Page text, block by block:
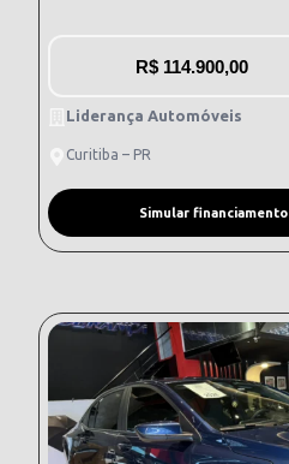
R$114.900,00
Liderança Automóveis
Curitiba – PR
Simular financiamento